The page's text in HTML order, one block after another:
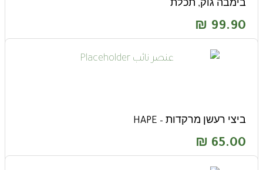
בימבה גֹוק, תכלת
99.90
₪
ביצי רעשן מרקדות – HAPE
65.00
₪